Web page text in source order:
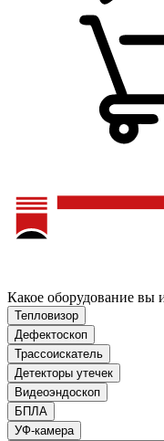
Какое оборудование вы
Тепловизор
Дефектоскоп
Трассоискатель
Детекторы утечек
Видеоэндоскоп
БПЛА
УФ-камера